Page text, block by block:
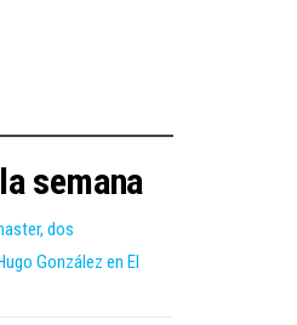
semana
dos
González en El